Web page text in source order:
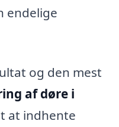
endelige
og den mest
af døre i
at indhente